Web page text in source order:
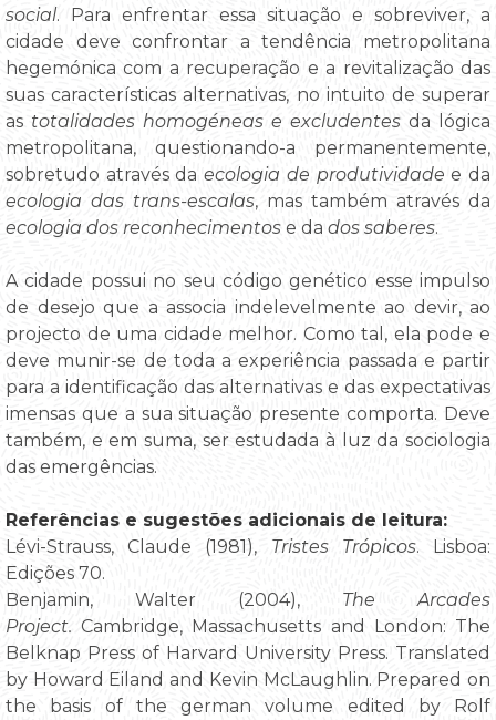
social. Para enfrentar essa situação e sobreviver, a
cidade deve confrontar a tendência metropolitana
hegemónica com a recuperação e a revitalização das
suas características alternativas, no intuito de superar
as totalidades homogéneas e excludentes da lógica
metropolitana, questionando-a permanentemente,
sobretudo através daecologia de produtividade e da
ecologia das trans-escalas, mas também através da
ecologia dos reconhecimentos e da dos saberes.
A cidade possui no seu código genético esse impulso
de desejo que a associa indelevelmente ao devir, ao
projecto de uma cidade melhor. Como tal, ela pode e
deve munir-se de toda a experiência passada e partir
para a identificação das alternativas e das expectativas
imensas que a sua situação presente comporta. Deve
também, e em suma, ser estudada à luz da sociologia
das emergências.
Referências e sugestões adicionais de leitura:
Lévi-Strauss, Claude (1981), Tristes Trópicos. Lisboa:
Edições 70.
Benjamin, Walter (2004), The Arcades
Project.Cambridge, Massachusetts and London: The
Belknap Press of Harvard University Press. Translated
by Howard Eiland and Kevin McLaughlin. Prepared on
the basis of the german volume edited by Rolf